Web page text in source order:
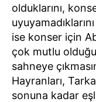
olduklarını,
ise konser için
çok mutlu
sahneye
Hayranları,
sonuna kadar